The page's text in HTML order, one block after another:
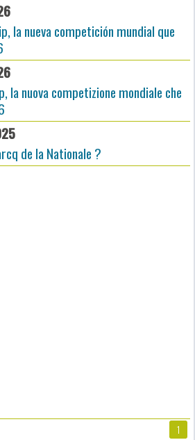
la nueva competición mundial que
la nuova competizione mondiale che
de la Nationale ?
1